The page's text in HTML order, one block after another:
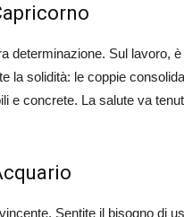
determinazione. Sul lavoro,
la solidità: le coppie
e concrete. La salute va
Sentite il bisogno di